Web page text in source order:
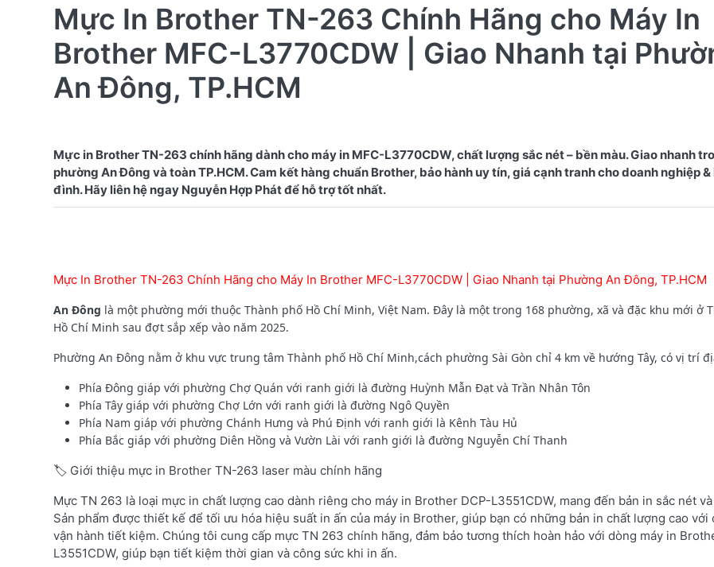
Mực In Brother TN-263 Chính Hãng cho Máy In
Brother MFC-L3770CDW | Giao Nhanh tại
An Đông, TP.HCM
Mực in Brother TN-263 chính hãng dành cho máy in MFC-L3770CDW, chất lượng sắc nét – bền màu. Giao nhanh
phường An Đông và toàn TP.HCM. Cam kết hàng chuẩn Brother, bảo hành uy tín, giá cạnh tranh cho doanh nghiệp &
Mực In Brother TN-263 Chính Hãng cho Máy In Brother MFC-L3770CDW | Giao Nhanh tại Phường An Đông, TP.HCM
An Đông là một phường mới thuộc Thành phố Hồ Chí Minh, Việt Nam. Đây là một trong 168 phường, xã và đặc khu mới ở
Hồ Chí Minh sau đợt sắp xếp vào năm 2025.
Phường An Đông nằm ở khu vực trung tâm Thành phố Hồ Chí Minh,cách phường Sài Gòn chỉ 4 km về hướng Tây, có vị trí
Phía Đông giáp với phường Chợ Quán với ranh giới là đường Huỳnh Mẫn Đạt và Trần Nhân Tôn
Phía Tây giáp với phường Chợ Lớn với ranh giới là đường Ngô Quyền
Phía Nam giáp với phường Chánh Hưng và Phú Định với ranh giới là Kênh Tàu Hủ
Phía Bắc giáp với phường Diên Hồng và Vườn Lài với ranh giới là đường Nguyễn Chí Thanh
🏷️ Giới thiệu mực in Brother TN-263 laser màu chính hãng
Mực TN 263 là loại mực in chất lượng cao dành riêng cho máy in Brother DCP-L3551CDW, mang đến bản in sắc nét
Sản phẩm được thiết kế để tối ưu hóa hiệu suất in ấn của máy in Brother, giúp bạn có những bản in chất lượng cao với
vận hành tiết kiệm. Chúng tôi cung cấp mực TN 263 chính hãng, đảm bảo tương thích hoàn hảo với dòng máy in
L3551CDW, giúp bạn tiết kiệm thời gian và công sức khi in ấn.